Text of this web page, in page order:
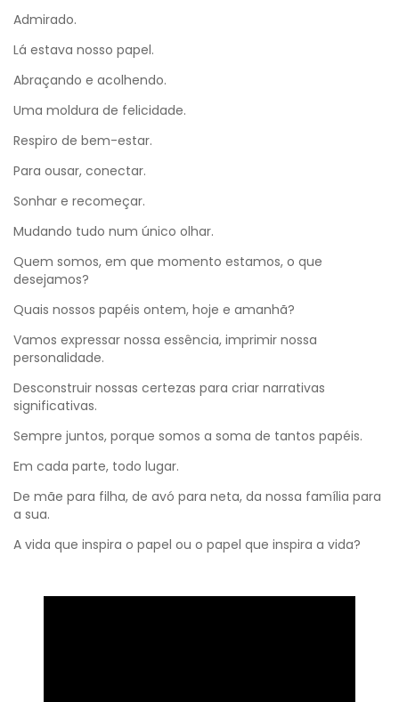
Admirado.
Lá estava nosso papel.
Abraçando e acolhendo.
Uma moldura de felicidade.
Respiro de bem-estar.
Para ousar, conectar.
Sonhar e recomeçar.
Mudando tudo num único olhar.
Quem somos, em que momento estamos, o que
desejamos?
Quais nossos papéis ontem, hoje e amanhã?
Vamos expressar nossa essência, imprimir nossa
personalidade.
Desconstruir nossas certezas para criar narrativas
significativas.
Sempre juntos, porque somos a soma de tantos papéis.
Em cada parte, todo lugar.
De mãe para filha, de avó para neta, da nossa família para
a sua.
A vida que inspira o papel ou o papel que inspira a vida?